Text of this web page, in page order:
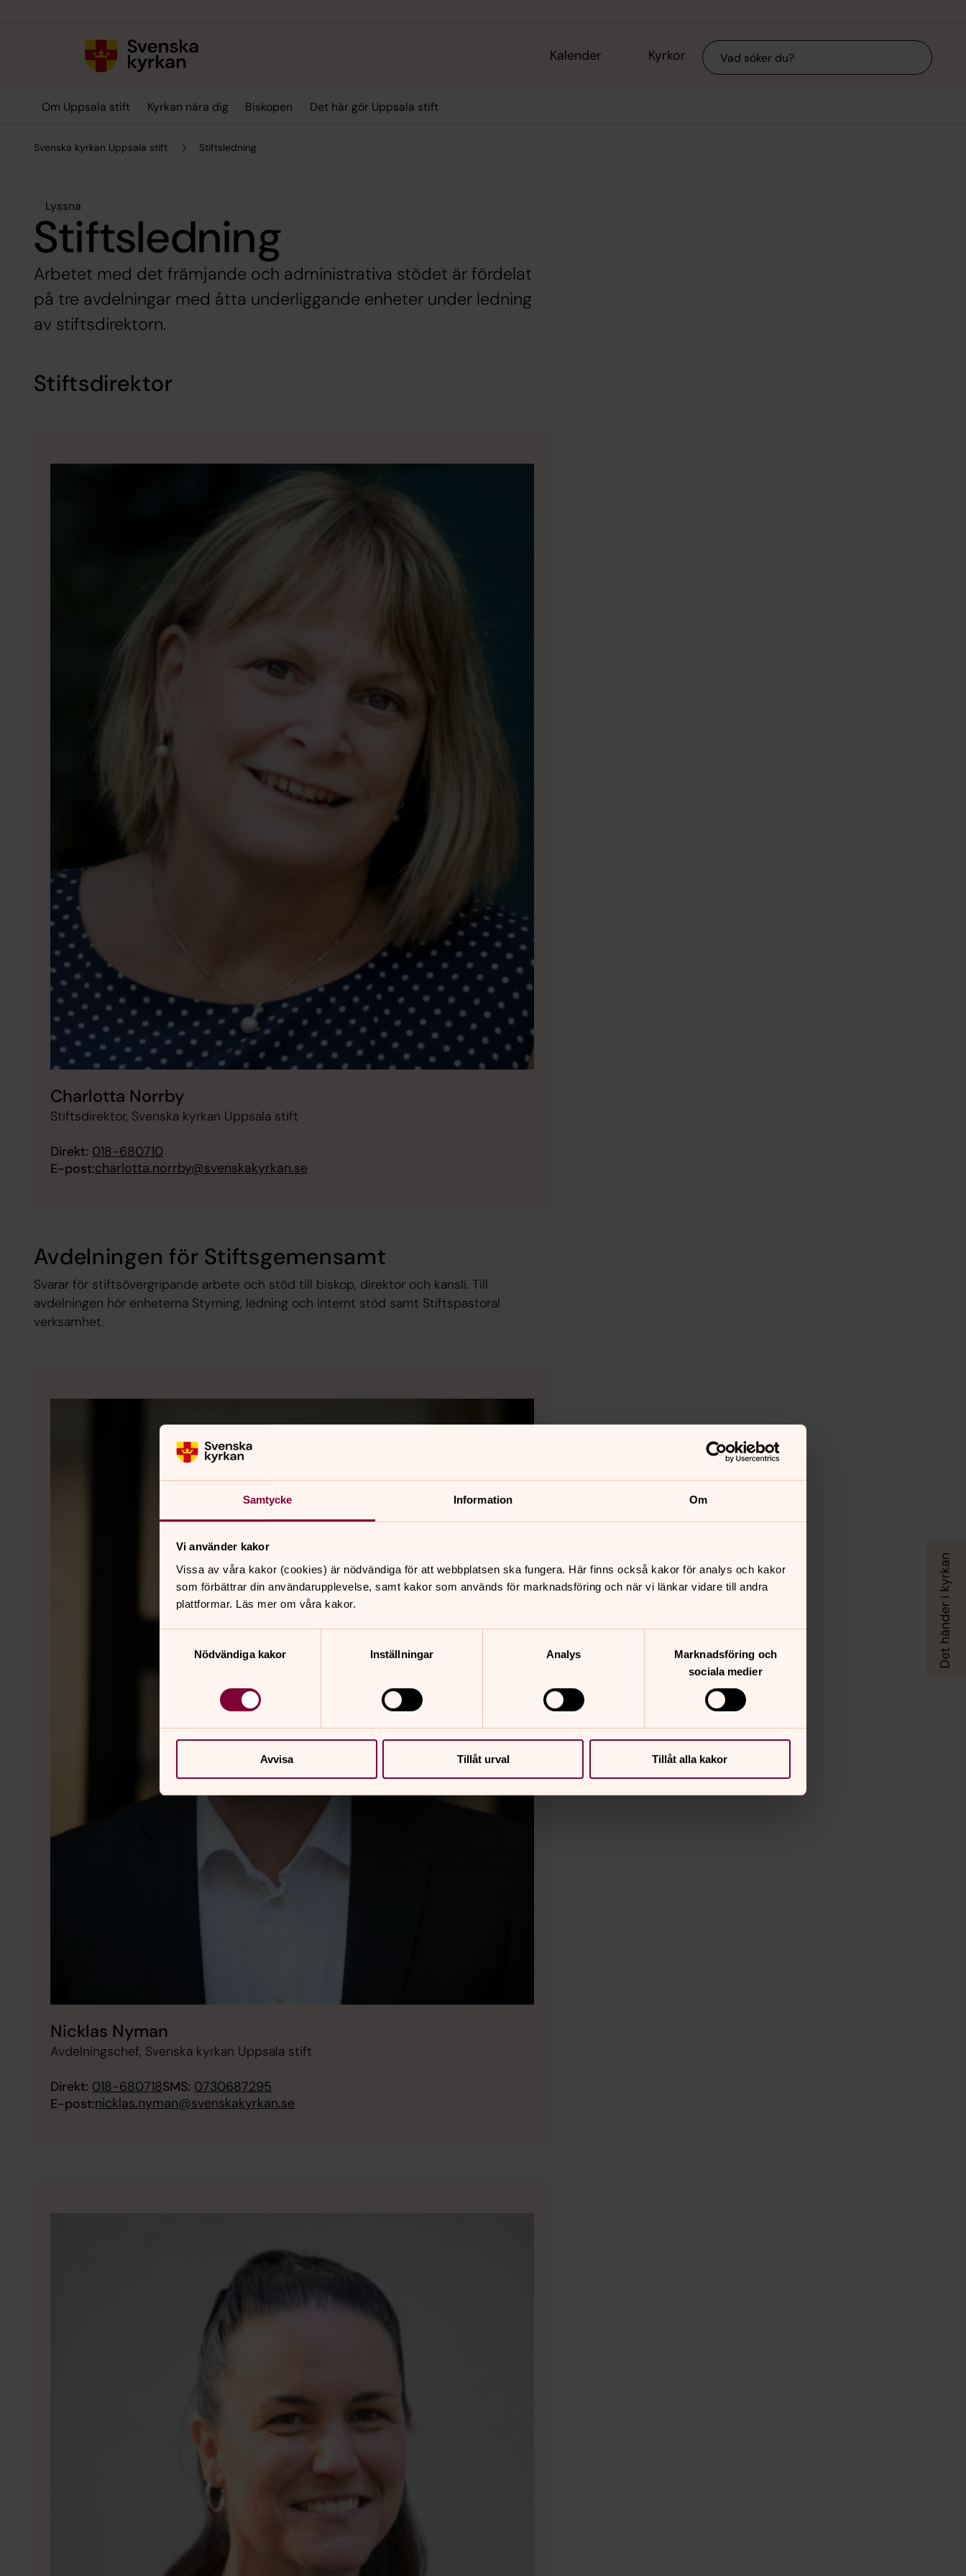
Samtycke Information Om
Vi använder kakor
Vissa av våra kakor (cookies) är nödvändiga för att webbplatsen ska fungera. Här finns också kakor för analys och kakor
som förbättrar din användarupplevelse, samt kakor som används för marknadsföring och när vi länkar vidare till andra
plattformar. Läs mer om våra kakor.
Nödvändiga kakor
Inställningar Analys
Marknadsföring och
sociala medier
Avvisa Tillåt urval Tillåt alla kakor
Kalender Kyrkor Sök
Om Uppsala stift Kyrkan nära dig Biskopen Det här gör Uppsala stift
Svenska kyrkan Uppsala stift Stiftsledning
Lyssna
Stiftsledning
Arbetet med det främjande och administrativa stödet är fördelat
på tre avdelningar med åtta underliggande enheter under ledning
av stiftsdirektorn.
Stiftsdirektor
Charlotta Norrby
Stiftsdirektor, Svenska kyrkan Uppsala stift
Direkt: 018-680710
E-post:charlotta.norrby@svenskakyrkan.se
Avdelningen för Stiftsgemensamt
Svarar för stiftsövergripande arbete och stöd till biskop, direktor och kansli. Till
avdelningen hör enheterna Styrning, ledning och internt stöd samt Stiftspastoral
verksamhet.
Nicklas Nyman
Avdelningschef, Svenska kyrkan Uppsala stift
Direkt: 018-680718SMS: 0730687295
E-post:nicklas.nyman@svenskakyrkan.se